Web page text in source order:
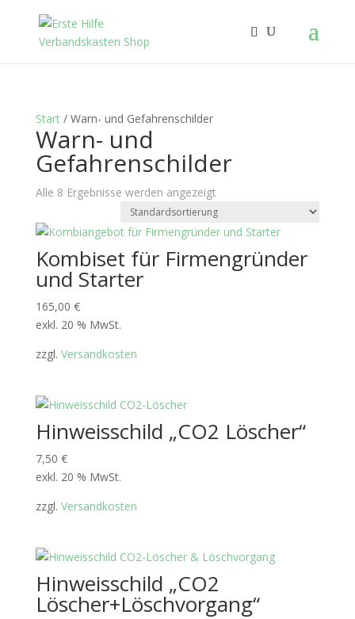
Start/ Warn- und Gefahrenschilder
Warn- und
Gefahrenschilder
Alle 8 Ergebnisse werden angezeigt
Kombiset für Firmengründer
und Starter
165,00 €
exkl. 20 % MwSt.
zzgl. Versandkosten
Hinweisschild „CO2 Löscher“
7,50 €
exkl. 20 % MwSt.
zzgl. Versandkosten
Hinweisschild „CO2
Löscher+Löschvorgang“